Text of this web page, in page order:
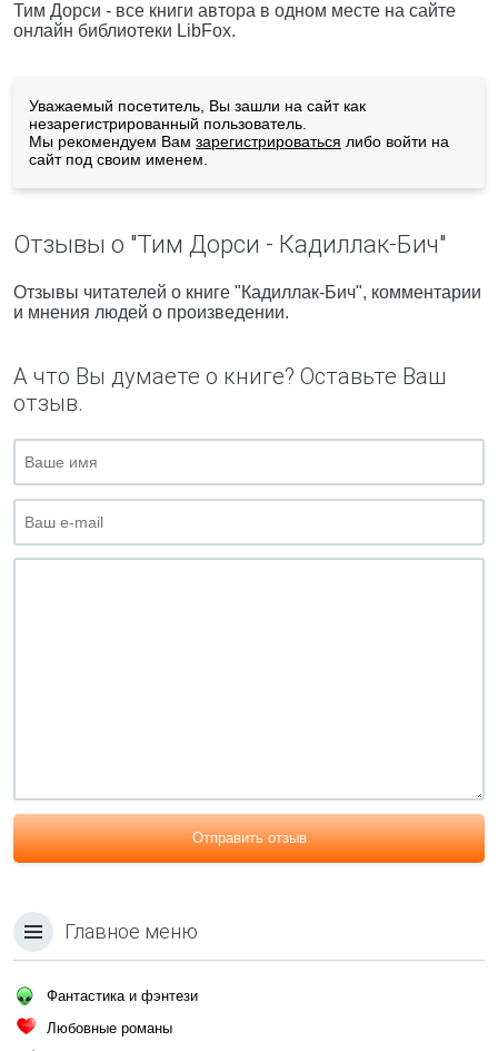
Тим Дорси - все книги автора в одном месте на сайте
онлайн библиотеки LibFox.
Уважаемый посетитель, Вы зашли на сайт как
незарегистрированный пользователь.
Мы рекомендуем Вам зарегистрироваться либо войти на
сайт под своим именем.
Отзывы о "Тим Дорси - Кадиллак-Бич"
Отзывы читателей о книге "Кадиллак-Бич", комментарии
и мнения людей о произведении.
А что Вы думаете о книге? Оставьте Ваш
отзыв.
Отправить отзыв
Главное меню
Фантастика и фэнтези
Любовные романы